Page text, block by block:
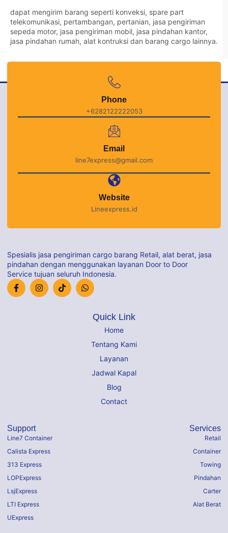
dapat mengirim barang seperti konveksi, spare part
telekomunikasi, pertambangan, pertanian, jasa pengiriman
sepeda motor, jasa pengiriman mobil, jasa pindahan kantor,
jasa pindahan rumah, alat kontruksi dan barang cargo lainnya.
Phone
+6282122222053
Email
line7express@gmail.com
Website
Lineexpress.id
Spesialis jasa pengiriman cargo barang Retail, alat berat, jasa
pindahan dengan menggunakan layanan Door to Door
Service tujuan seluruh Indonesia.
Quick Link
Home
Tentang Kami
Layanan
Jadwal Kapal
Blog
Contact
Support
Line7 Container
Calista Express
313 Express
LOPExpress
LsjExpress
LTI Express
UExpress
Services
Retail
Container
Towing
Pindahan
Carter
Alat Berat